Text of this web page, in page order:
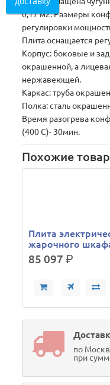
0,17 м2. Размеры
регулировки
Плита оснащается
Корпус: боковые и
окрашенной, а
нержавеющей.
Каркас: труба
Полка: сталь
Время разогрева
(400 С)- 30мин.
Похожие
Плита
жарочного
85 097р.
по
при